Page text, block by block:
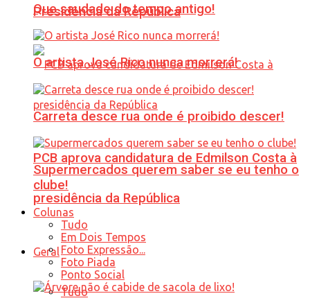
Presidência da República
PCB aprova candidatura de Edmilson Costa à
presidência da República
Geral
Tudo
Que saudade do tempo antigo!
O artista José Rico nunca morrerá!
Carreta desce rua onde é proibido descer!
Supermercados querem saber se eu tenho o
clube!
Colunas
Tudo
Em Dois Tempos
Foto Expressão...
Foto Piada
Ponto Social